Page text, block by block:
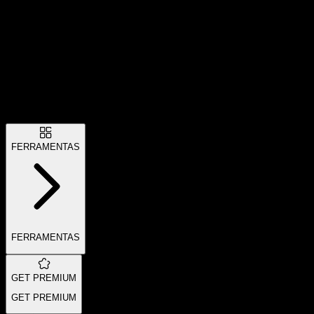
FERRAMENTAS
FERRAMENTAS
GET PREMIUM
GET PREMIUM